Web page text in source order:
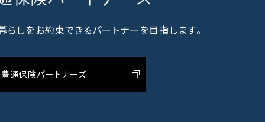
らしをお約束できるパートナーを目指します。
豊通保険パートナーズ